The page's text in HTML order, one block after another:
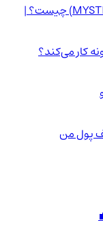
ارز دیجیتال مایستیکو (MYSTIKO NETWORK) چیست؟ |